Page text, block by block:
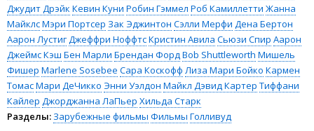
Джудит Дрэйк Кевин Куни Робин Гэммел Роб Камиллетти Жанна
МайклсМэри Портсер Зак Эджинтон Сэлли Мерфи Дена Бертон
Аарон ЛустигДжеффри НоффтсКристин Авила Сьюзи Спир Аарон
Джеймс Кэш Бен Марли Брендан ФордBob Shuttleworth Мишель
Фишер Marlene Sosebee Сара Коскофф Лиза Мари Бойко Кармен
ТомасМари ДеЧикко Энни Уэлдон Майкл Дэвид Картер Тиффани
Кайлер Джорджанна ЛаПьер Хильда Старк
Разделы: Зарубежные фильмы Фильмы Голливуд